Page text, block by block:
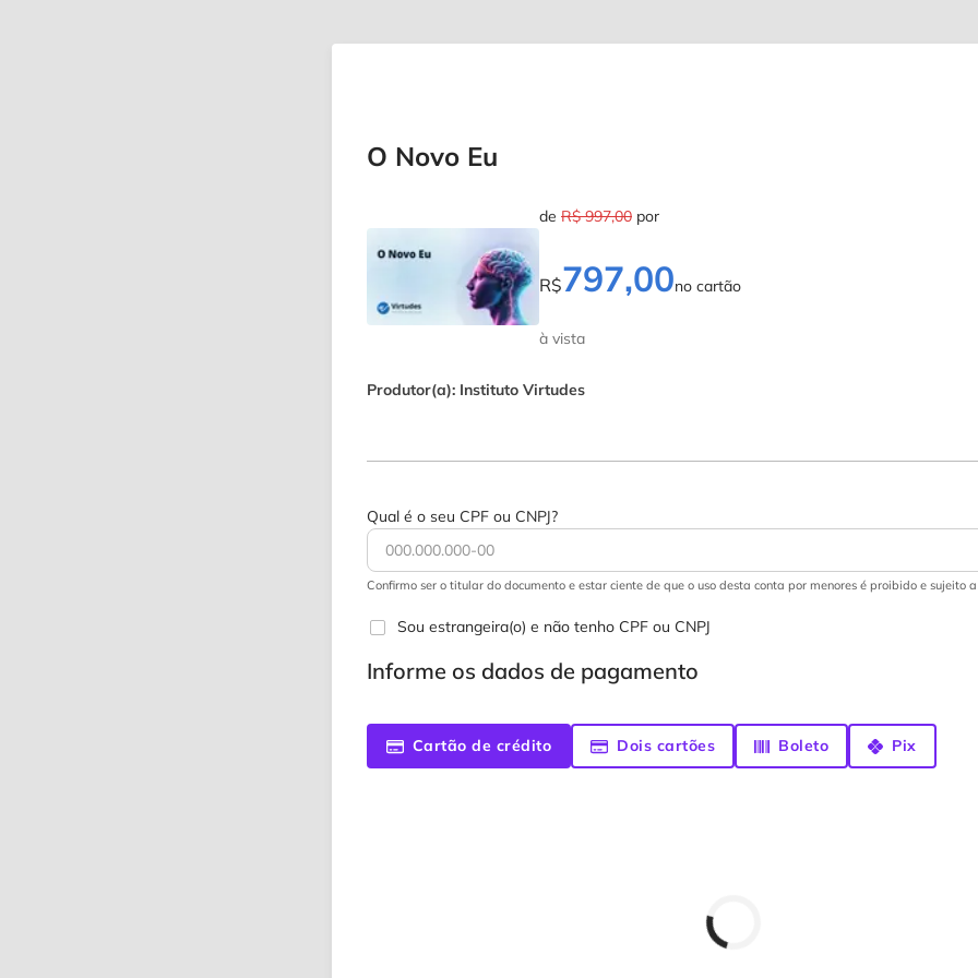
O Novo Eu
de R$ 997,00 por
R$797,00no cartão
à vista
Produtor(a): Instituto Virtudes
Qual é o seu CPF ou CNPJ?
Confirmo ser o titular do documento e estar ciente de que o uso desta conta por menores é proibido e sujeito a
Sou estrangeira(o) e não tenho CPF ou CNPJ
Informe os dados de pagamento
Cartão de crédito Dois cartões Boleto Pix